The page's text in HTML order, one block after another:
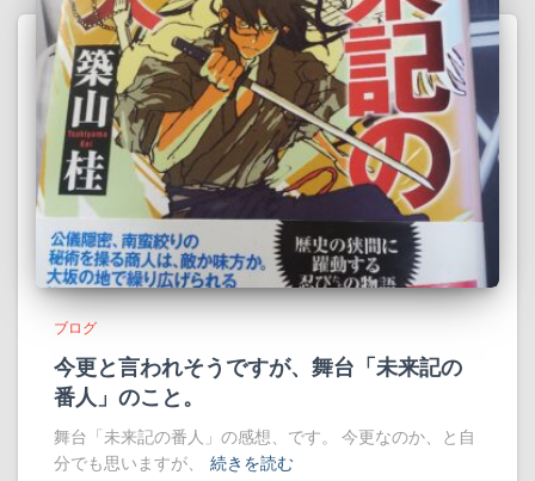
ブログ
今更と言われそうですが、舞台「未来記の
番人」のこと。
舞台「未来記の番人」の感想、です。 今更なのか、と自
分でも思いますが、
続きを読む